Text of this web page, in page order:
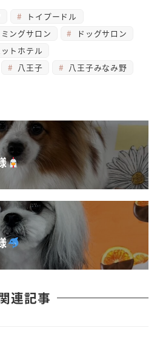
トイプードル
ミングサロン
ドッグサロン
トホテル
八王子
八王子みなみ野
連記事